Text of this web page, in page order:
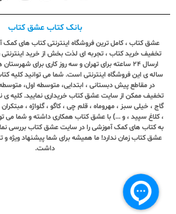
بانک کتاب عشق کتاب
عشق کتاب ، کامل ترین فروشگاه اینترنتی کتاب های کمک
تخفیف خرید کتاب ، تجربه ای لذت بخش از خرید اینترنتی
ارسال ٢٤ ساعته برای تهران و سه روز کاری برای
ساله ی این فروشگاه اینترنتی است. شما می توانید کلیه
در مقاطع پیش دبستانی ، ابتدایی، متوسطه اول،
تخفیف ممکن از سایت عشق کتاب خریداری نمایید. کلیه ی
گاج ، خیلی سبز ، مهروماه ، قلم چی ، کاگو ، گلواژه ،
، کلاغ سپید ، و ...) با عشق کتاب همکاری داشته و شما می
به کتاب های کمک آموزشی را در سایت عشق کتاب بررسی
عشق کتاب زمان ندارد! ما همیشه برای شما پیشنهاد ویژه
داشت.